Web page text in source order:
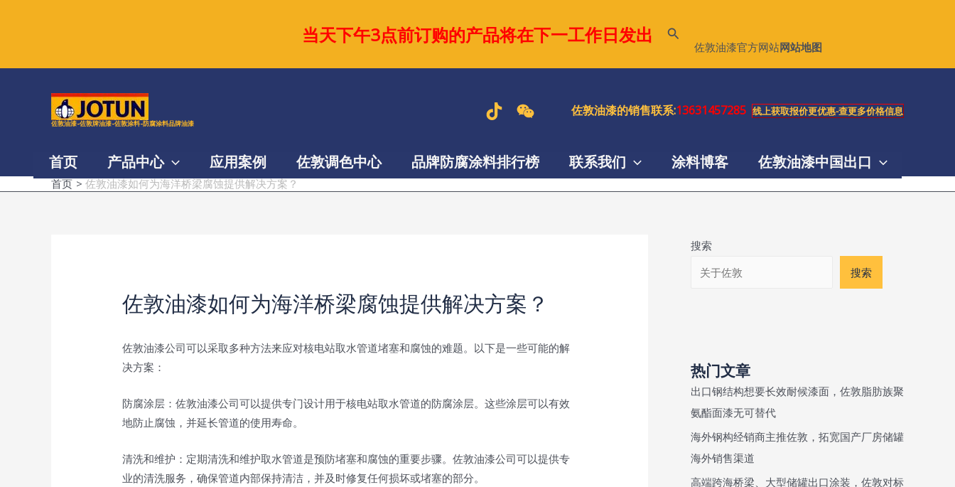
容
当天下午3点前订购的产品将在下一工作日发出
搜
佐敦油漆官方网站网站地图
佐敦油漆-佐敦牌油漆-佐敦涂料-防腐涂料品牌油漆
佐敦油漆的销售联系:13631457285 线上获取报价更优惠-查更多价格信息
首页 产品中心 应用案例 佐敦调色中心 品牌防腐涂料排行榜 联系我们 涂料博客 佐敦油漆中国出口
首页 佐敦油漆如何为海洋桥梁腐蚀提供解决方案？
佐敦油漆如何为海洋桥梁腐蚀提供解决方案？
佐敦油漆公司可以采取多种方法来应对核电站取水管道堵塞和腐蚀的难题。以下是一些可能的解
决方案：
防腐涂层：佐敦油漆公司可以提供专门设计用于核电站取水管道的防腐涂层。这些涂层可以有效
地防止腐蚀，并延长管道的使用寿命。
清洗和维护：定期清洗和维护取水管道是预防堵塞和腐蚀的重要步骤。佐敦油漆公司可以提供专
业的清洗服务，确保管道内部保持清洁，并及时修复任何损坏或堵塞的部分。
搜索
搜索
热门文章
出口钢结构想要长效耐候漆面，佐敦脂肪族聚
氨酯面漆无可替代
海外钢构经销商主推佐敦，拓宽国产厂房储罐
海外销售渠道
高端跨海桥梁、大型储罐出口涂装，佐敦对标